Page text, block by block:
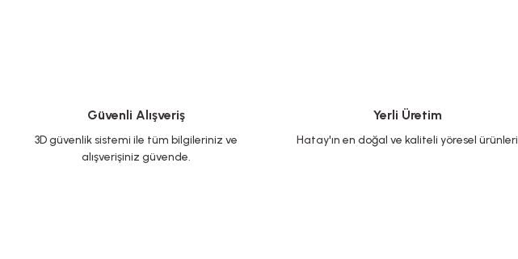
Güvenli Alışveriş
3D güvenlik sistemi ile tüm bilgileriniz ve
alışverişiniz güvende.
Yerli Üretim
Hatay'ın en doğal ve kaliteli yöresel ürünleri